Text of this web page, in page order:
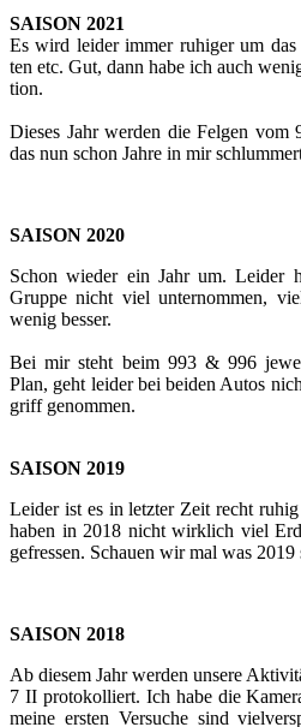
SAI­SON 2021
Es wird lei­der immer ru­hi­ger um
ten etc. Gut, dann habe ich auch
ti­on.
Die­ses Jahr wer­den die Fel­gen
das nun schon Jahre in mir
SAI­SON 2020
Schon wie­der ein Jahr um. Lei­der
Grup­pe nicht viel un­ter­nom­men,
wenig bes­ser.
Bei mir steht beim 993 & 996
Plan, geht lei­der bei bei­den Autos
griff ge­nom­men.
SAI­SON 2019
Lei­der ist es in letz­ter Zeit recht
haben in 2018 nicht wirk­lich viel
ge­fres­sen. Schau­en wir mal was 2019
SAI­SON 2018
Ab die­sem Jahr wer­den un­se­re
7 II pro­to­kol­liert. Ich habe die
meine ers­ten Ver­su­che sind